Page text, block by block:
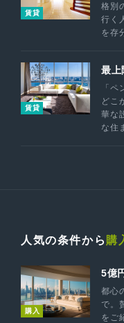
賃貸
格別
行く
を存
賃貸
最上
「
どこ
華な
な住
人気の条件から 購
購入
5億
都心
で。
をご